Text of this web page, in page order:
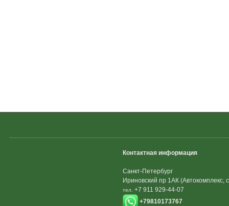
Контактная информация
Санкт-Петербург
Ириновский пр 1АК (Автокомплекс,
тел. +7 911 929-44-07
+79810173767